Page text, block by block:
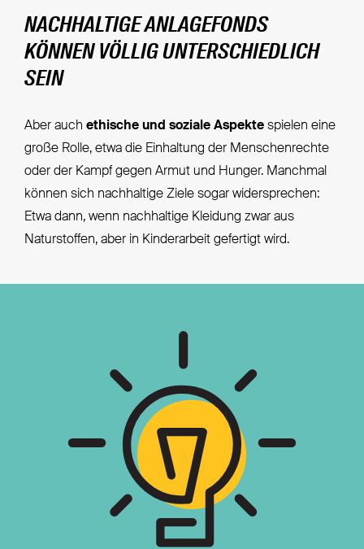
NACHHALTIGE ANLAGEFONDS
KÖNNEN VÖLLIG UNTERSCHIEDLICH
SEIN
Aber auch ethische und soziale Aspektespielen eine
große Rolle, etwa die Einhaltung der Menschenrechte
oder der Kampf gegen Armut und Hunger. Manchmal
können sich nachhaltige Ziele sogar widersprechen:
Etwa dann, wenn nachhaltige Kleidung zwar aus
Naturstoffen, aber in Kinderarbeit gefertigt wird.